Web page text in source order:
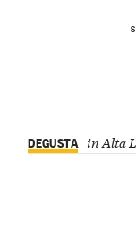
DEGUSTA in Alta